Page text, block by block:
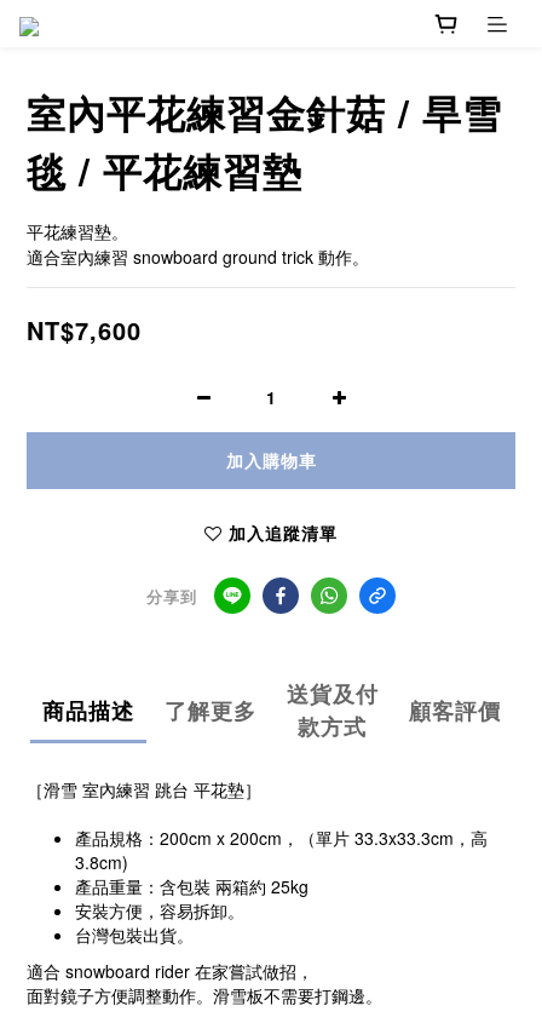
室內平花練習金針菇 / 旱雪
毯 / 平花練習墊
平花練習墊。
適合室內練習 snowboard ground trick 動作。
NT$7,600
加入購物車
加入追蹤清單
分享到
商品描述 了解更多
送貨及付
款方式
顧客評價
［滑雪 室內練習 跳台 平花墊］
產品規格：200cm x 200cm，（單片 33.3x33.3cm，高
3.8cm)
產品重量：含包裝 兩箱約 25kg
安裝方便，容易拆卸。
台灣包裝出貨。
適合 snowboard rider 在家嘗試做招，
面對鏡子方便調整動作。滑雪板不需要打鋼邊。